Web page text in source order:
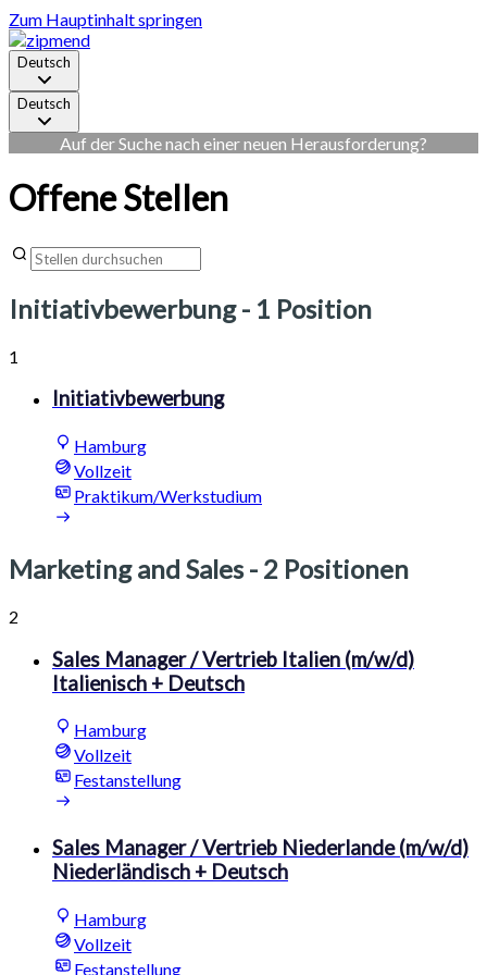
Zum Hauptinhalt springen
Deutsch
Deutsch
Auf der Suche nach einer neuen Herausforderung?
Offene Stellen
Initiativbewerbung- 1 Position
1
Initiativbewerbung
Hamburg
Vollzeit
Praktikum/Werkstudium
Marketing and Sales- 2 Positionen
2
Sales Manager / Vertrieb Italien (m/w/d)
Italienisch + Deutsch
Hamburg
Vollzeit
Festanstellung
Sales Manager / Vertrieb Niederlande (m/w/d)
Niederländisch + Deutsch
Hamburg
Vollzeit
Festanstellung